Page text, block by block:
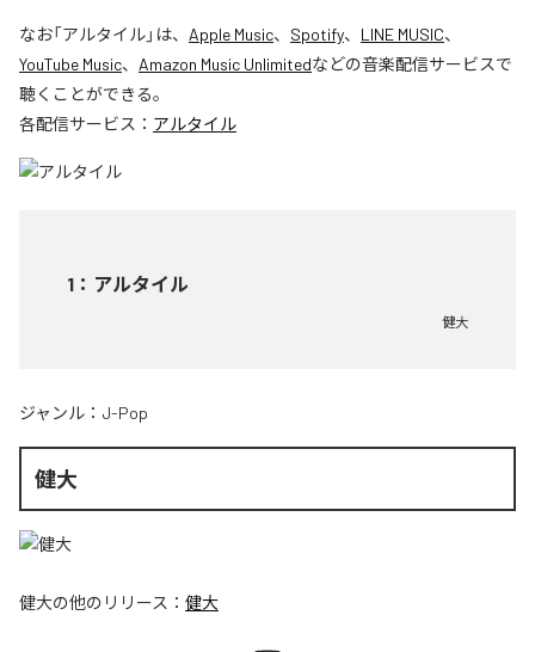
なお「アルタイル」は、 Apple Music、 Spotify、 LINE MUSIC、
YouTube Music、 Amazon Music Unlimitedなどの音楽配信サービスで
聴くことができる。
各配信サービス： アルタイル
1 ： アルタイル
健大
ジャンル： J-Pop
健大
健大の他のリリース： 健大